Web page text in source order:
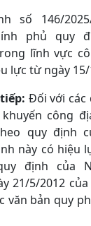
số 146/
phủ quy
lĩnh vực
lực từ ngày 15/
Đối với các
công
quy định
này có hiệu
định của
21/5/2012
văn bản quy